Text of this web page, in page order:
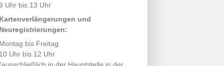
Uhr bis 13 Uhr
Kartenverlängerungen und
Neuregistrierungen:
Montag bis Freitag
10 Uhr bis 12 Uhr